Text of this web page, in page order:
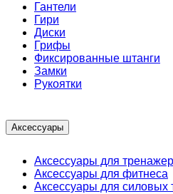
Гантели
Гири
Диски
Грифы
Фиксированные штанги
Замки
Рукоятки
Аксессуары
Аксессуары для
Аксессуары для фитнеса
Аксессуары для силовых